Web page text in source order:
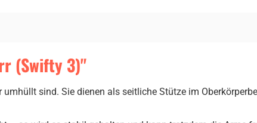
(Swifty 3)"
sind. Sie dienen als seitliche Stütze im